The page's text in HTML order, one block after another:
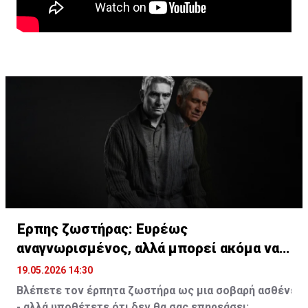
Έρπης ζωστήρας: Ευρέως
αναγνωρισμένος, αλλά μπορεί ακόμα να
υποτιμάται
19.05.2026 14:30
Βλέπετε τον έρπητα ζωστήρα ως μια σοβαρή ασθένεια